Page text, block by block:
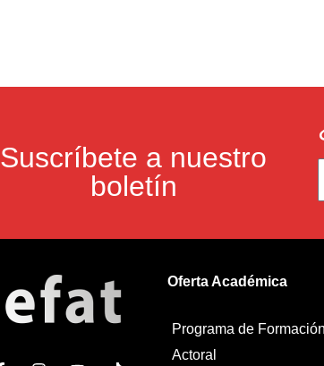
Suscríbete a nuestro
boletín
Oferta Académica
Programa de Formación
Actoral